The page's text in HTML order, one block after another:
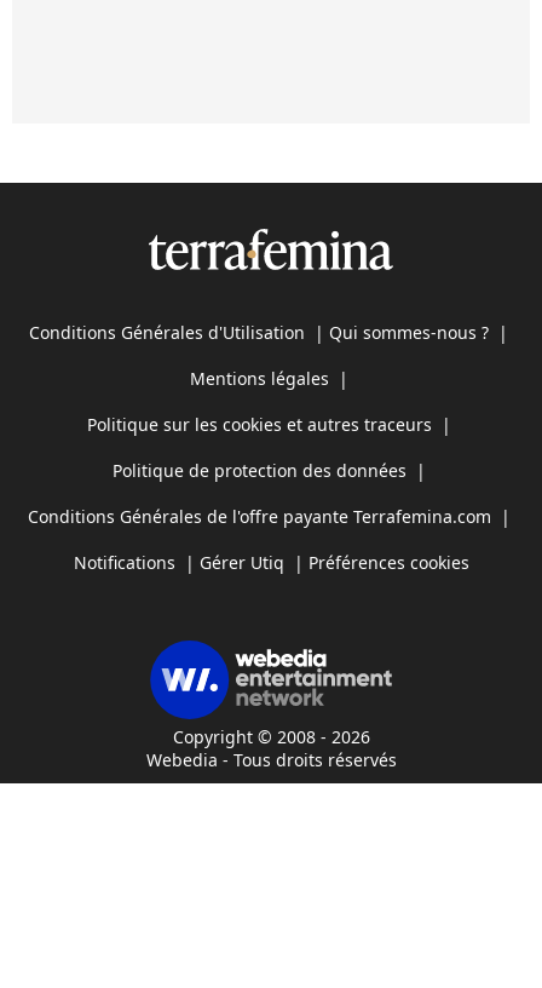
Conditions Générales d'Utilisation | Qui sommes-nous ? |
Mentions légales |
Politique sur les cookies et autres traceurs |
Politique de protection des données |
Conditions Générales de l'offre payante Terrafemina.com |
Notifications | Gérer Utiq | Préférences cookies
Copyright © 2008 - 2026
Webedia - Tous droits réservés